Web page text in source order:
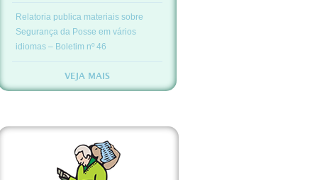
Relatoria publica materiais sobre
Segurança da Posse em vários
idiomas – Boletim nº 46
VEJA MAIS